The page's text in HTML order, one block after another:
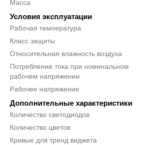
Масса
Условия эксплуатации
Рабочая температура
Класс защиты
Относительная влажность воздуха
Потребление тока при номинальном
рабочем напряжении
Рабочее напряжение
Дополнительные характеристики
Количество светодиодов
Количество цветов
Кривые для тренд виджета